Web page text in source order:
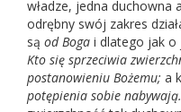
władze, jedna duchowna
odrębny swój zakres
są od Boga i dlatego jak o
Kto się sprzeciwia
postanowieniu Bożemu; a
potępienia sobie nabywają.